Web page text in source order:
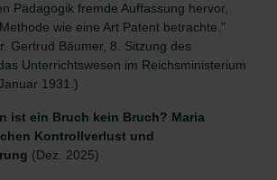
Pädagogik fremde Auffassung hervor,
wie eine Art Patent betrachte."
Gertrud Bäumer, 8. Sitzung des
Unterrichtswesen im Reichsministerium
1931.)
ist ein Bruch kein Bruch? Maria
Kontrollverlust und
(Dez. 2025)